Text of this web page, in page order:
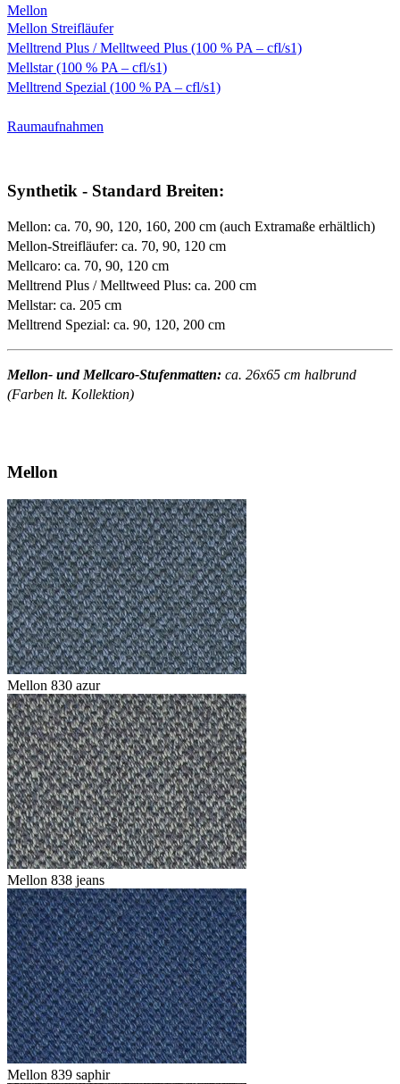
Mellon
Mellon Streifläufer
Melltrend Plus / Melltweed Plus (100 % PA – cfl/s1)
Mellstar (100 % PA – cfl/s1)
Melltrend Spezial (100 % PA – cfl/s1)
Raumaufnahmen
Synthetik - Standard Breiten:
Mellon: ca. 70, 90, 120, 160, 200 cm (auch Extramaße erhältlich)
Mellon-Streifläufer: ca. 70, 90, 120 cm
Mellcaro: ca. 70, 90, 120 cm
Melltrend Plus / Melltweed Plus: ca. 200 cm
Mellstar: ca. 205 cm
Melltrend Spezial: ca. 90, 120, 200 cm
Mellon- und Mellcaro-Stufenmatten: ca. 26x65 cm halbrund
(Farben lt. Kollektion)
Mellon
Mellon 830 azur
Mellon 838 jeans
Mellon 839 saphir